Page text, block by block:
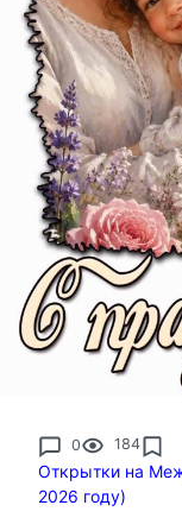
0 184
Открытки на
2026 году)